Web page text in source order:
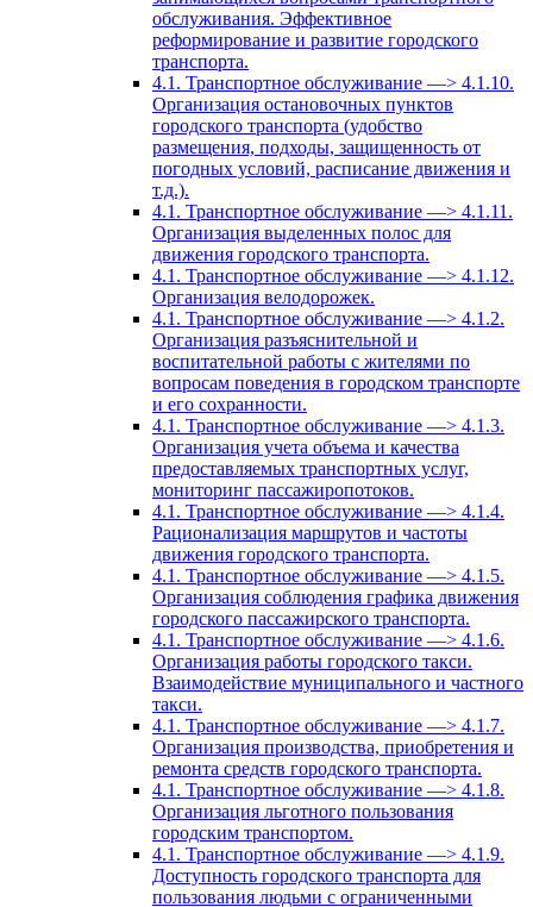
обслуживания. Эффективное
реформирование и развитие городского
транспорта.
4.1. Транспортное обслуживание —> 4.1.10.
Организация остановочных пунктов
городского транспорта (удобство
размещения, подходы, защищенность от
погодных условий, расписание движения и
т.д.).
4.1. Транспортное обслуживание —> 4.1.11.
Организация выделенных полос для
движения городского транспорта.
4.1. Транспортное обслуживание —> 4.1.12.
Организация велодорожек.
4.1. Транспортное обслуживание —> 4.1.2.
Организация разъяснительной и
воспитательной работы с жителями по
вопросам поведения в городском транспорте
и его сохранности.
4.1. Транспортное обслуживание —> 4.1.3.
Организация учета объема и качества
предоставляемых транспортных услуг,
мониторинг пассажиропотоков.
4.1. Транспортное обслуживание —> 4.1.4.
Рационализация маршрутов и частоты
движения городского транспорта.
4.1. Транспортное обслуживание —> 4.1.5.
Организация соблюдения графика движения
городского пассажирского транспорта.
4.1. Транспортное обслуживание —> 4.1.6.
Организация работы городского такси.
Взаимодействие муниципального и частного
такси.
4.1. Транспортное обслуживание —> 4.1.7.
Организация производства, приобретения и
ремонта средств городского транспорта.
4.1. Транспортное обслуживание —> 4.1.8.
Организация льготного пользования
городским транспортом.
4.1. Транспортное обслуживание —> 4.1.9.
Доступность городского транспорта для
пользования людьми с ограниченными